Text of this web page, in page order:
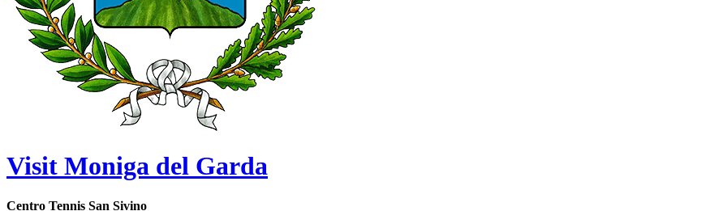
Visit Moniga del Garda
Centro Tennis San Sivino